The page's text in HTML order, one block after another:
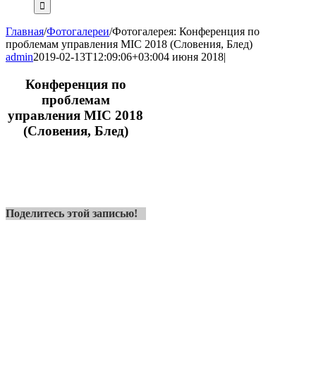
Главная/Фотогалереи/Фотогалерея: Конференция по
проблемам управления MIC 2018 (Словения, Блед)
admin2019-02-13T12:09:06+03:004 июня 2018|
Конференция по
проблемам
управления MIC 2018
(Словения, Блед)
Поделитесь этой записью!